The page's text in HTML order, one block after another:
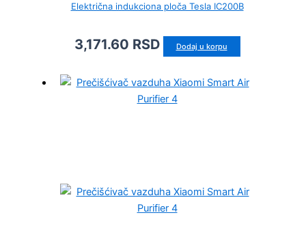
Električna indukciona ploča Tesla IC200B
3,171.60 RSD Dodaj u korpu